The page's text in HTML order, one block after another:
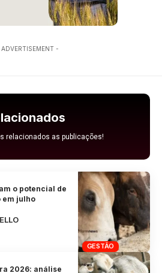
-
relacionados as publicações!
GESTÃO
o potencial de
em julho
2026: análise